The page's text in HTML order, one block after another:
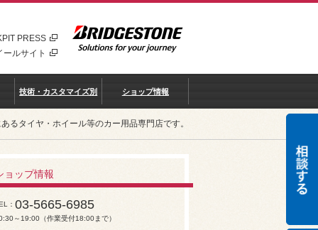
PRESS
ルサイト
技術・カスタマイズ別 ショップ情報
るタイヤ・ホイール等のカー用品専門店です。
ョップ情報
03-5665-6985
～19:00（作業受付18:00まで）